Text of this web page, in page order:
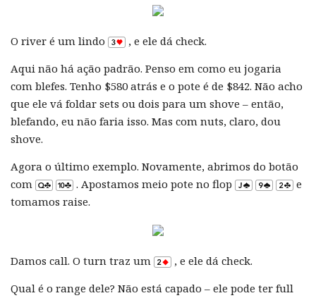
O river é um lindo
, e ele dá check.
Aqui não há ação padrão. Penso em como eu jogaria
com blefes. Tenho $580 atrás e o pote é de $842. Não acho
que ele vá foldar sets ou dois para um shove – então,
blefando, eu não faria isso. Mas com nuts, claro, dou
shove.
Agora o último exemplo. Novamente, abrimos do botão
com
. Apostamos meio pote no flop
e
tomamos raise.
Damos call. O turn traz um
, e ele dá check.
Qual é o range dele? Não está capado – ele pode ter full